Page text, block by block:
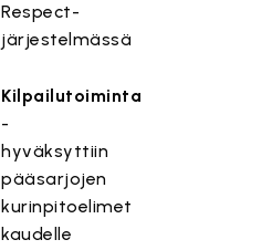
Respect-
järjestelmässä
Kilpailutoiminta
-
hyväksyttiin
pääsarjojen
kurinpitoelimet
kaudelle